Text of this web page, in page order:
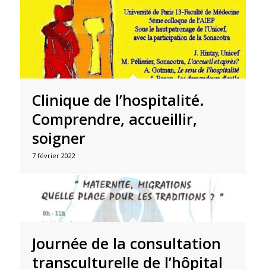
Clinique de l’hospitalité.
Comprendre, accueillir,
soigner
7 février 2022
Journée de la consultation
transculturelle de l’hôpital